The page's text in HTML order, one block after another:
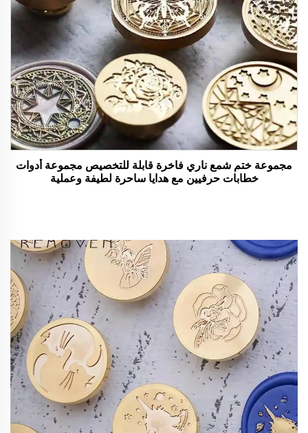
مجموعة ختم شمع ناري فاخرة قابلة للتخصيص مجموعة أدوات
خطابات حرفيين مع هدايا ساحرة لطيفة وعملية